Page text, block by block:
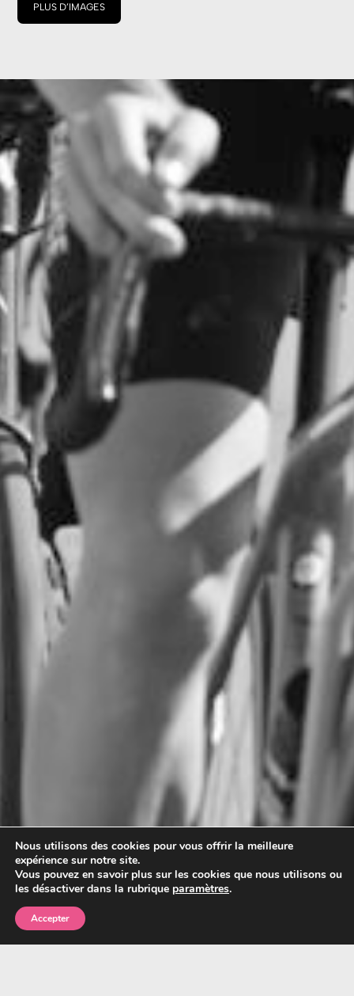
PLUS D’IMAGES
Nous utilisons des cookies pour vous offrir la meilleure
expérience sur notre site.
Vous pouvez en savoir plus sur les cookies que nous utilisons ou
les désactiver dans la rubrique paramètres.
Accepter